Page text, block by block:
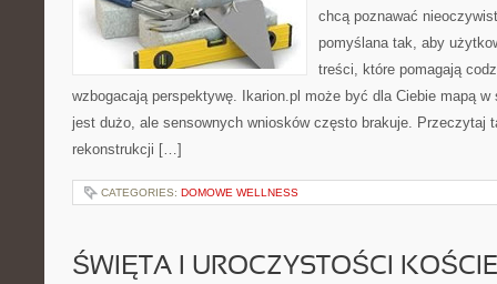
chcą poznawać
pomyślana tak, aby
treści, które pomagają
wzbogacają perspektywę. Ikarion.pl może być dla Ciebie mapą
jest dużo, ale sensownych wniosków często brakuje. Przeczytaj
rekonstrukcji […]
CATEGORIES: DOMOWE WELLNESS
ŚWIĘTA I UROCZYSTOŚCI